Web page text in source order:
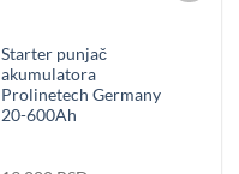
Starter punjač
akumulatora
Prolinetech Germany
20-600Ah